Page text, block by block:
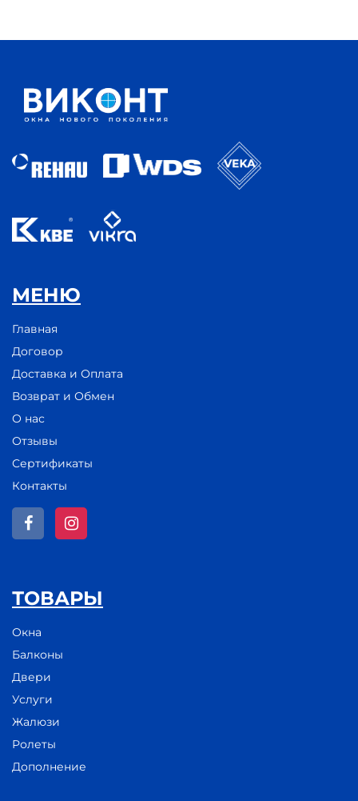
МЕНЮ
Главная
Договор
Доставка и Оплата
Возврат и Обмен
О нас
Отзывы
Сертификаты
Контакты
ТОВАРЫ
Окна
Балконы
Двери
Услуги
Жалюзи
Ролеты
Дополнение